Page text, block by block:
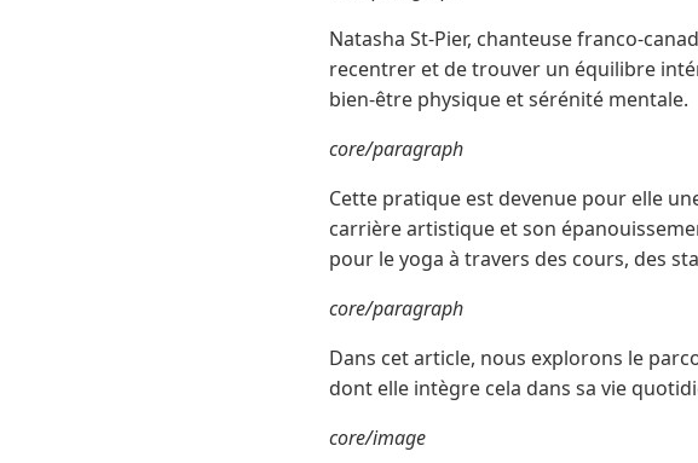
Natasha St-Pier, chanteuse franco-
recentrer et de trouver un équilibre
bien-être physique et sérénité mentale.
core/paragraph
Cette pratique est devenue pour elle
carrière artistique et son
pour le yoga à travers des cours, des
core/paragraph
Dans cet article, nous explorons le
dont elle intègre cela dans sa vie
core/image